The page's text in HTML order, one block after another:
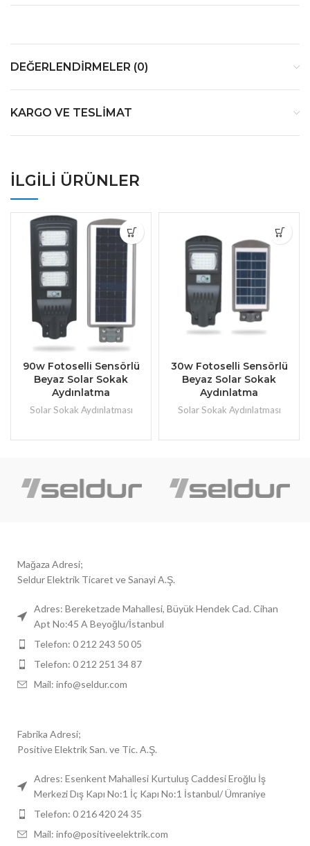
DEĞERLENDIRMELER (0)
KARGO VE TESLIMAT
İLGILI ÜRÜNLER
90w Fotoselli Sensörlü
Beyaz Solar Sokak
Aydınlatma
Solar Sokak Aydınlatması
30w Fotoselli Sensörlü
Beyaz Solar Sokak
Aydınlatma
Solar Sokak Aydınlatması
Mağaza Adresi;
Seldur Elektrik Ticaret ve Sanayi A.Ş.
Adres: Bereketzade Mahallesi, Büyük Hendek Cad. Cihan
Apt No:45 A Beyoğlu/İstanbul
Telefon: 0 212 243 50 05
Telefon: 0 212 251 34 87
Mail: info@seldur.com
Fabrika Adresi;
Positive Elektrik San. ve Tic. A.Ş.
Adres: Esenkent Mahallesi Kurtuluş Caddesi Eroğlu İş
Merkezi Dış Kapı No:1 İç Kapı No:1 İstanbul/ Ümraniye
Telefon: 0 216 420 24 35
Mail: info@positiveelektrik.com